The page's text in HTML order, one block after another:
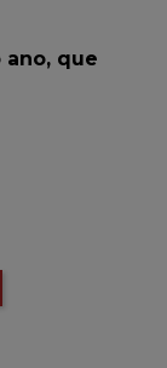
que